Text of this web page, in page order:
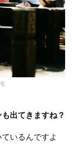
出てきますね？
いるんですよ